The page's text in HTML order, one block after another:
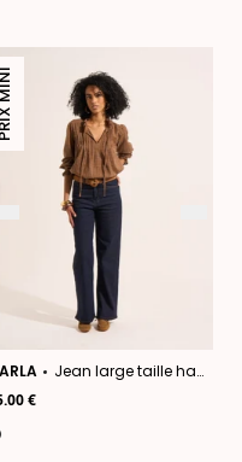
PRIX MINI
Jean large taille haute
€